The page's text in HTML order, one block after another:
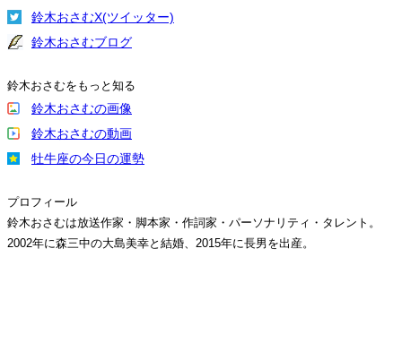
鈴木おさむX(ツイッター)
鈴木おさむブログ
鈴木おさむをもっと知る
鈴木おさむの画像
鈴木おさむの動画
牡牛座の今日の運勢
プロフィール
鈴木おさむは放送作家・脚本家・作詞家・パーソナリティ・タレント。
2002年に森三中の大島美幸と結婚、2015年に長男を出産。